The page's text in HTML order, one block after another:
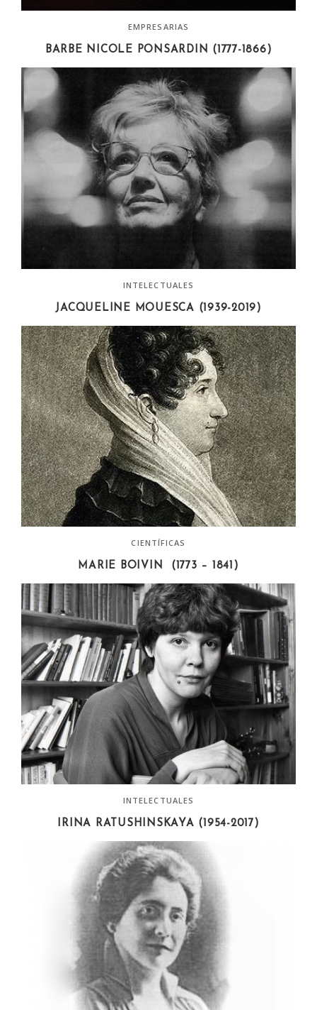
EMPRESARIAS
BARBE NICOLE PONSARDIN (1777-1866)
INTELECTUALES
JACQUELINE MOUESCA (1939-2019)
CIENTÍFICAS
MARIE BOIVIN (1773 – 1841)
INTELECTUALES
IRINA RATUSHINSKAYA (1954-2017)